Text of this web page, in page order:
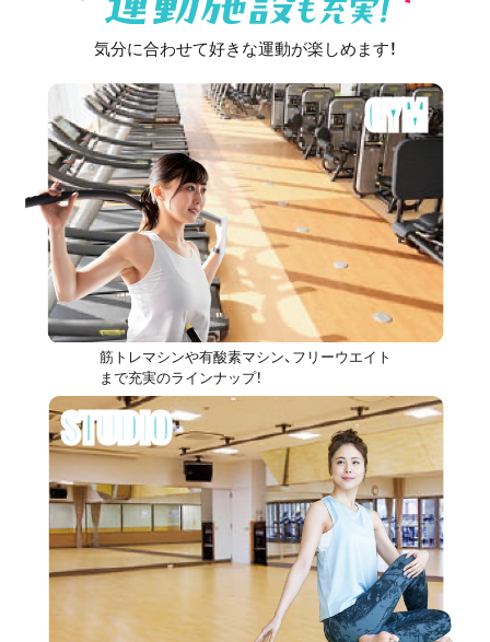
気分に合わせて好きな運動が楽しめます！
GYM
筋トレマシンや有酸素マシン、フリーウエイト
まで充実のラインナップ！
STUDIO